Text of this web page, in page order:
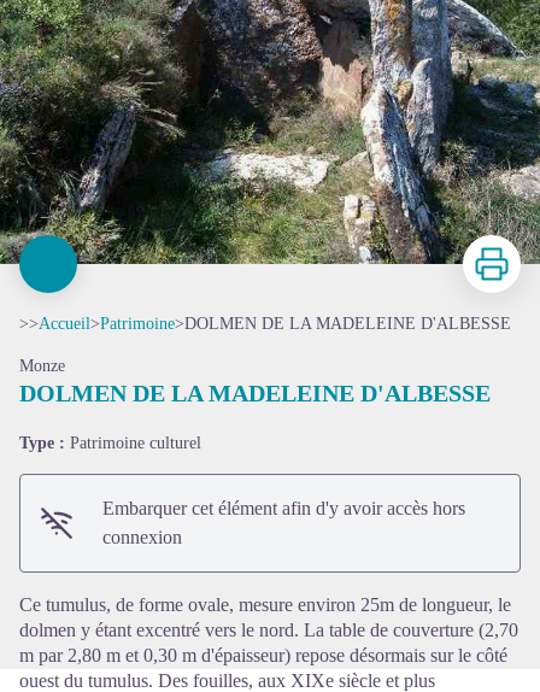
Voir l'image en plein écran
Imprimer
>>Accueil>Patrimoine>DOLMEN DE LA MADELEINE D'ALBESSE
Monze
DOLMEN DE LA MADELEINE D'ALBESSE
Type : Patrimoine culturel
Embarquer cet élément afin d'y avoir accès hors
connexion
Ce tumulus, de forme ovale, mesure environ 25m de longueur, le
dolmen y étant excentré vers le nord. La table de couverture (2,70
m par 2,80 m et 0,30 m d'épaisseur) repose désormais sur le côté
ouest du tumulus. Des fouilles, aux XIXe siècle et plus